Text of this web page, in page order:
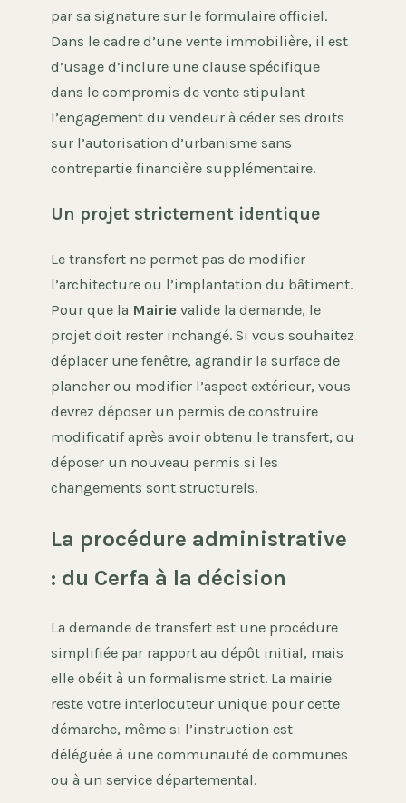
par sa signature sur le formulaire officiel.
Dans le cadre d’une vente immobilière, il est
d’usage d’inclure une clause spécifique
dans le compromis de vente stipulant
l’engagement du vendeur à céder ses droits
sur l’autorisation d’urbanisme sans
contrepartie financière supplémentaire.
Un projet strictement identique
Le transfert ne permet pas de modifier
l’architecture ou l’implantation du bâtiment.
Pour que la Mairie valide la demande, le
projet doit rester inchangé. Si vous souhaitez
déplacer une fenêtre, agrandir la surface de
plancher ou modifier l’aspect extérieur, vous
devrez déposer un permis de construire
modificatif après avoir obtenu le transfert, ou
déposer un nouveau permis si les
changements sont structurels.
La procédure administrative
: du Cerfa à la décision
La demande de transfert est une procédure
simplifiée par rapport au dépôt initial, mais
elle obéit à un formalisme strict. La mairie
reste votre interlocuteur unique pour cette
démarche, même si l’instruction est
déléguée à une communauté de communes
ou à un service départemental.